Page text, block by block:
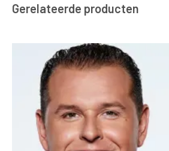
Gerelateerde producten